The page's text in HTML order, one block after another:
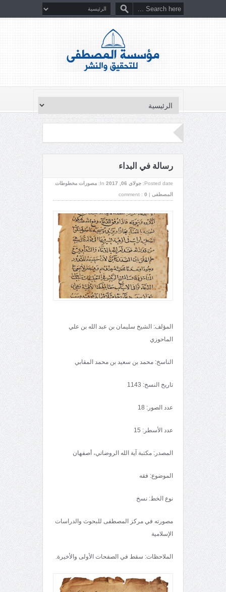
رسالة في البداء
Posted date: جولای 06, 2017 In:
مصورات مخطوطات
المصطفى |
comment : 0
المؤلف: الشيخ سليمان بن عبد الله بن علي
الماحوزي
الناسخ: محمد بن سعيد بن محمد المقابي
تاريخ النسخ: 1143
عدد الصور: 18
عدد الأسطر: 15
المصدر: مكتبة آية الله الروضاتي، أصفهان
الموضوع: فقه
نوع الخط: نسخ
مصورته في مركز المصطفى للبحوث والدراسات
الإسلامية
الملاحظات: سقط في الصفحات الأولى والأخيرة.